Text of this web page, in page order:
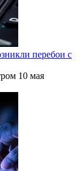
перебои с
10 мая